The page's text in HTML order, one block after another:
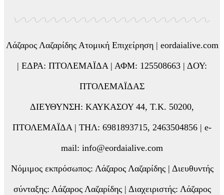
Λάζαρος Λαζαρίδης Ατομική Επιχείρηση | eordaialive.com
| ΕΔΡΑ: ΠΤΟΛΕΜΑΪΔΑ | ΑΦΜ: 125508663 | ΔΟΥ:
ΠΤΟΛΕΜΑΪΔΑΣ
ΔΙΕΥΘΥΝΣΗ: ΚΑΥΚΑΣΟΥ 44, Τ.Κ. 50200,
ΠΤΟΛΕΜΑΪΔΑ | ΤΗΛ: 6981893715, 2463504856 | e-
mail: info@eordaialive.com
Νόμιμος εκπρόσωπος: Λάζαρος Λαζαρίδης | Διευθυντής
σύνταξης: Λάζαρος Λαζαρίδης | Διαχειριστής: Λάζαρος